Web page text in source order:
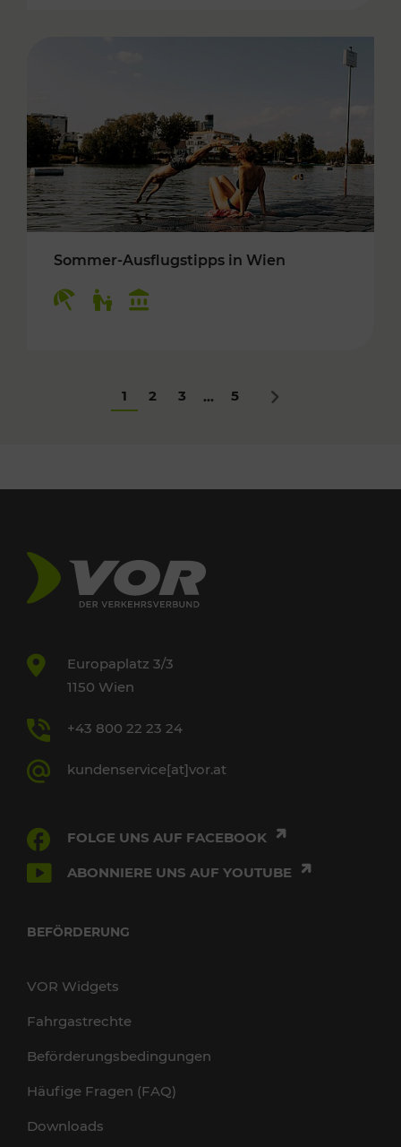
Sommer-Ausflugstipps in Wien
1 2 3 ... 5 Nächstes
Europaplatz 3/3
1150 Wien
+43 800 22 23 24
kundenservice[at]vor.at
FOLGE UNS AUF FACEBOOK
ABONNIERE UNS AUF YOUTUBE
BEFÖRDERUNG
VOR Widgets
Fahrgastrechte
Beförderungsbedingungen
Häufige Fragen (FAQ)
Downloads